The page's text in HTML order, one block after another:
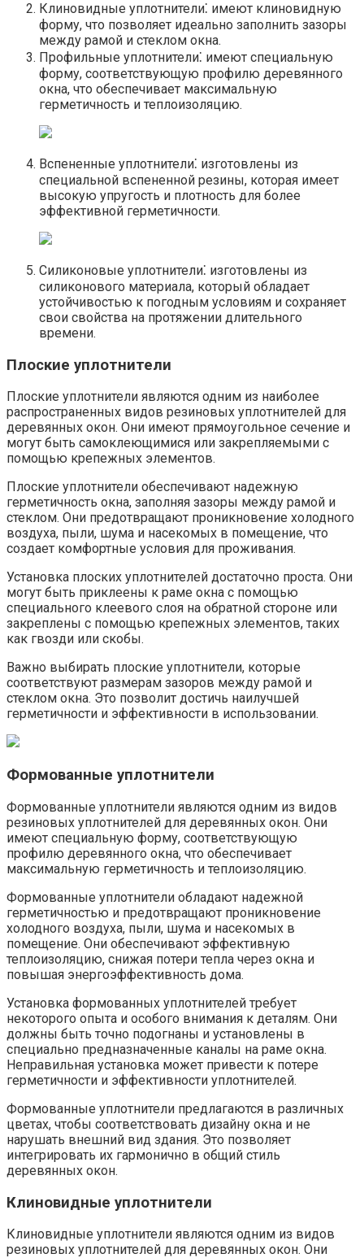
Клиновидные уплотнители⁚ имеют клиновидную
форму, что позволяет идеально заполнить зазоры
между рамой и стеклом окна.​
Профильные уплотнители⁚ имеют специальную
форму, соответствующую профилю деревянного
окна, что обеспечивает максимальную
герметичность и теплоизоляцию.
Вспененные уплотнители⁚ изготовлены из
специальной вспененной резины, которая имеет
высокую упругость и плотность для более
эффективной герметичности.​
Силиконовые уплотнители⁚ изготовлены из
силиконового материала, который обладает
устойчивостью к погодным условиям и сохраняет
свои свойства на протяжении длительного
времени.
Плоские уплотнители
Плоские уплотнители являются одним из наиболее
распространенных видов резиновых уплотнителей для
деревянных окон. Они имеют прямоугольное сечение и
могут быть самоклеющимися или закрепляемыми с
помощью крепежных элементов.
Плоские уплотнители обеспечивают надежную
герметичность окна, заполняя зазоры между рамой и
стеклом.​ Они предотвращают проникновение холодного
воздуха, пыли, шума и насекомых в помещение, что
создает комфортные условия для проживания.​
Установка плоских уплотнителей достаточно проста.​ Они
могут быть приклеены к раме окна с помощью
специального клеевого слоя на обратной стороне или
закреплены с помощью крепежных элементов, таких
как гвозди или скобы.​
Важно выбирать плоские уплотнители, которые
соответствуют размерам зазоров между рамой и
стеклом окна.​ Это позволит достичь наилучшей
герметичности и эффективности в использовании.​
Формованные уплотнители
Формованные уплотнители являются одним из видов
резиновых уплотнителей для деревянных окон.​ Они
имеют специальную форму, соответствующую
профилю деревянного окна, что обеспечивает
максимальную герметичность и теплоизоляцию.​
Формованные уплотнители обладают надежной
герметичностью и предотвращают проникновение
холодного воздуха, пыли, шума и насекомых в
помещение.​ Они обеспечивают эффективную
теплоизоляцию, снижая потери тепла через окна и
повышая энергоэффективность дома.
Установка формованных уплотнителей требует
некоторого опыта и особого внимания к деталям.​ Они
должны быть точно подогнаны и установлены в
специально предназначенные каналы на раме окна.​
Неправильная установка может привести к потере
герметичности и эффективности уплотнителей.
Формованные уплотнители предлагаются в различных
цветах, чтобы соответствовать дизайну окна и не
нарушать внешний вид здания.​ Это позволяет
интегрировать их гармонично в общий стиль
деревянных окон.​
Клиновидные уплотнители
Клиновидные уплотнители являются одним из видов
резиновых уплотнителей для деревянных окон.​ Они